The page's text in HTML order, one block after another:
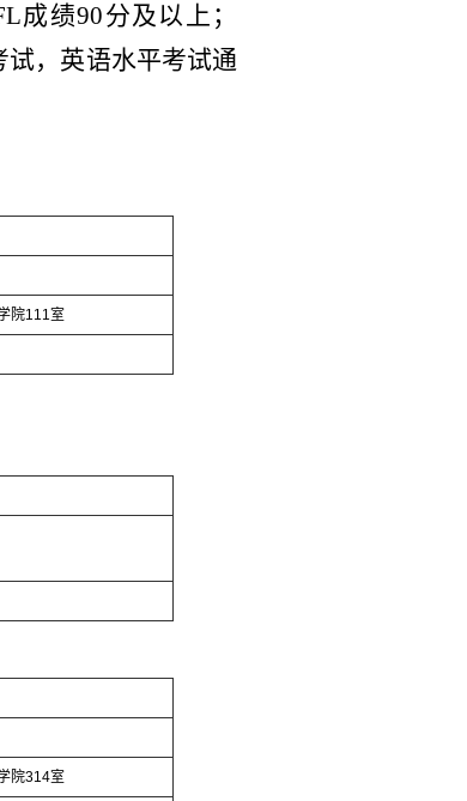
绩90分及以上；
，英语水平考试通
院111室
院314室